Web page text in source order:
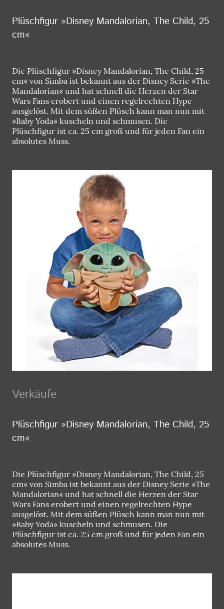
Plüschfigur »Disney Mandalorian, The Child, 25
cm«
Die Plüschfigur »Disney Mandalorian, The Child, 25
cm« von Simba ist bekannt aus der Disney Serie »The
Mandalorian« und hat schnell die Herzen der Star
Wars Fans erobert und einen regelrechten Hype
ausgelöst. Mit dem süßen Plüsch kann man nun mit
»Baby Yoda« kuscheln und schmusen. Die
Plüschfigur ist ca. 25 cm groß und für jeden Fan ein
absolutes Muss.
Verkäufe
Plüschfigur »Disney Mandalorian, The Child, 25
cm«
Die Plüschfigur »Disney Mandalorian, The Child, 25
cm« von Simba ist bekannt aus der Disney Serie »The
Mandalorian« und hat schnell die Herzen der Star
Wars Fans erobert und einen regelrechten Hype
ausgelöst. Mit dem süßen Plüsch kann man nun mit
»Baby Yoda« kuscheln und schmusen. Die
Plüschfigur ist ca. 25 cm groß und für jeden Fan ein
absolutes Muss.